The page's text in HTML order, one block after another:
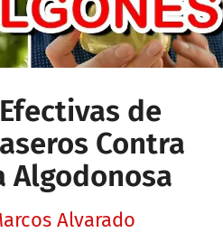
de
Contra
Algodonosa
Alvarado